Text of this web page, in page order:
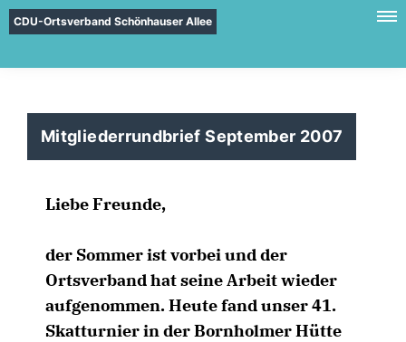
CDU-Ortsverband Schönhauser Allee
Mitgliederrundbrief September 2007
Liebe Freunde,
der Sommer ist vorbei und der
Ortsverband hat seine Arbeit wieder
aufgenommen. Heute fand unser 41.
Skatturnier in der Bornholmer Hütte